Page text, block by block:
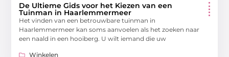
De Ultieme Gids voor het Kiezen van een
Tuinman in Haarlemmermeer
Het vinden van een betrouwbare tuinman in
Haarlemmermeer kan soms aanvoelen als het zoeken naar
een naald in een hooiberg. U wilt iemand die uw
Winkelen